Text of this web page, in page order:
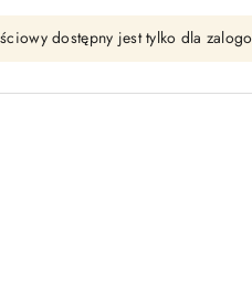
dostępny jest tylko dla